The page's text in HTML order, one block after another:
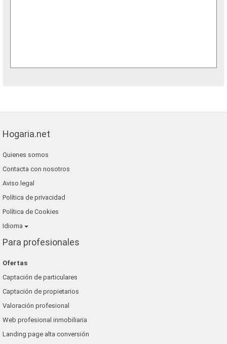
Hogaria.net
Quienes somos
Contacta con nosotros
Aviso legal
Política de privacidad
Política de Cookies
Idioma
Para profesionales
Ofertas
Captación de particulares
Captación de propietarios
Valoración profesional
Web profesional inmobiliaria
Landing page alta conversión